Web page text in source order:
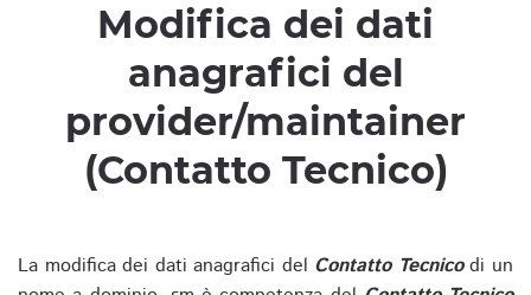
Modifica dei dati
anagrafici del
provider/maintainer
(Contatto Tecnico)
La modifica dei dati anagrafici del Contatto Tecnicodi un